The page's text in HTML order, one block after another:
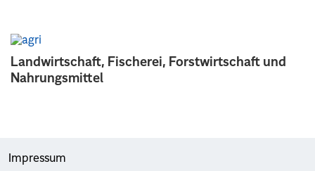
Landwirtschaft, Fischerei, Forstwirtschaft und
Nahrungsmittel
Impressum